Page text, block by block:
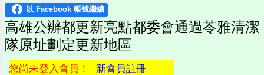
高雄公辦都更新亮點都委會通過苓雅清潔
隊原址劃定更新地區
您尚未登入會員！ 新會員註冊